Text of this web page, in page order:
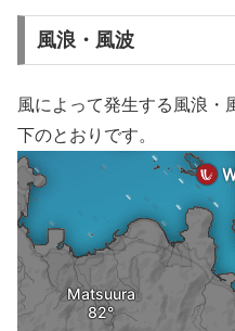
風浪・風波
風によって発生する風浪・
下のとおりです。